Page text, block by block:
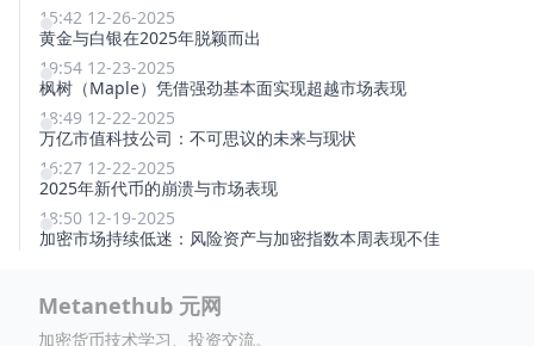
15:42 12-26-2025
黄金与白银在2025年脱颖而出
19:54 12-23-2025
枫树（Maple）凭借强劲基本面实现超越市场表现
18:49 12-22-2025
万亿市值科技公司：不可思议的未来与现状
16:27 12-22-2025
2025年新代币的崩溃与市场表现
18:50 12-19-2025
加密市场持续低迷：风险资产与加密指数本周表现不佳
Metanethub 元网
加密货币技术学习、投资交流。